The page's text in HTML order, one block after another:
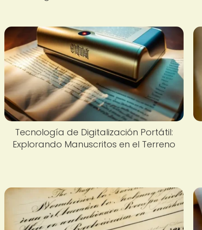
Tecnología de Digitalización Portátil:
Explorando Manuscritos en el Terreno